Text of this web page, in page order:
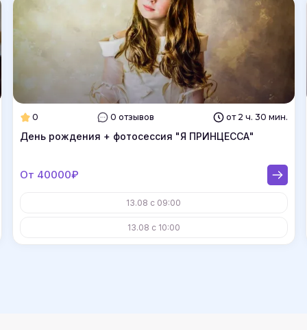
0 0 отзывов от 2 ч. 30 мин.
День рождения + фотосессия "Я ПРИНЦЕССА"
От 40000₽
13.08 с 09:00
13.08 с 10:00